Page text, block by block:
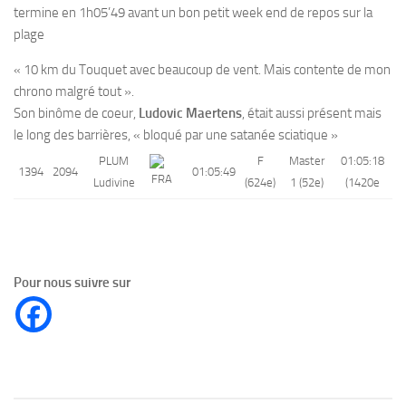
termine en 1h05’49 avant un bon petit week end de repos sur la
plage
« 10 km du Touquet avec beaucoup de vent. Mais contente de mon
chrono malgré tout ».
Son binôme de coeur, Ludovic Maertens, était aussi présent mais
le long des barrières, « bloqué par une satanée sciatique »
1394 2094
PLUM
Ludivine
01:05:49
F
(624e)
Master
1 (52e)
01:05:18
(1420e
Pour nous suivre sur